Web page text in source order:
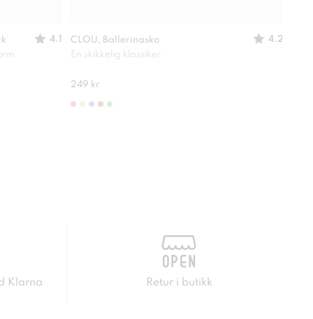
4.1
CLOU, Ballerinasko
4.2
En skikkelig klassiker
249 kr
Klarna Retur i butikk